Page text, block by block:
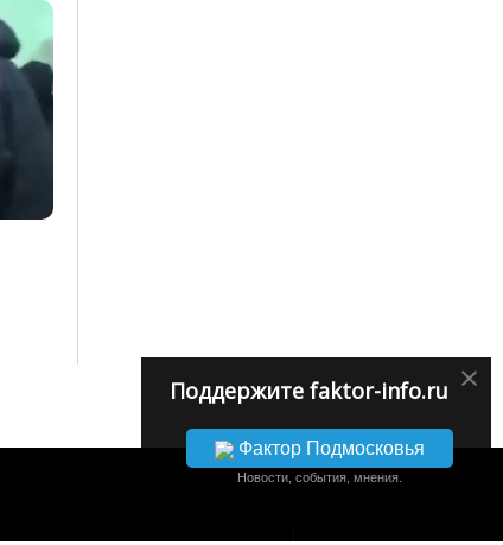
×
Поддержите faktor-info.ru
Фактор Подмосковья
Новости, события, мнения.